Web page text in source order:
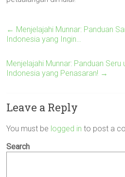
← Menjelajahi Munnar: Panduan
Indonesia yang Ingin…
Menjelajahi Munnar: Panduan Seru
Indonesia yang Penasaran! →
Leave a Reply
You must be logged in to post a
Search